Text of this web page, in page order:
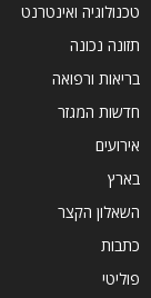
טכנולוגיה ואינטרנט
תזונה נכונה
בריאות ורפואה
חדשות המגזר
אירועים
בארץ
השאלון הקצר
כתבות
פוליטי